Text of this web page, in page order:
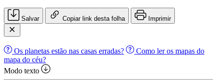
Salvar Copiar link desta folha Imprimir
Os planetas estão nas casas erradas?
Como ler os mapas do
mapa do céu?
Modo texto